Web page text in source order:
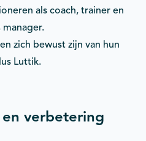
als coach, trainer en
zich bewust zijn van hun
Luttik.
verbetering